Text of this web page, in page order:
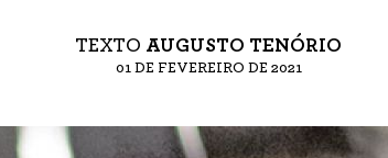
TEXTO AUGUSTO TENÓRIO
01 DE FEVEREIRO DE 2021